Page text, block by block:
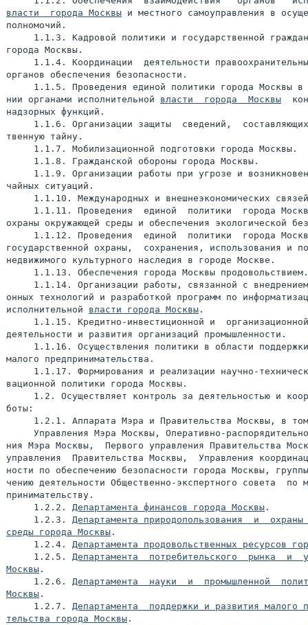
власти  города Москвы и местного самоуправления в
полномочий.
1.1.3. Кадровой политики и государственной
города Москвы.
1.1.4. Координации  деятельности
органов обеспечения безопасности.
1.1.5. Проведения единой политики города Москвы в
нии органами исполнительной власти  города  Москвы
надзорных функций.
1.1.6. Организации защиты  сведений,
твенную тайну.
     1.1.7. Мобилизационной подготовки города Москвы.
     1.1.8. Гражданской обороны города Москвы.
1.1.9. Организации работы при угрозе и
чайных ситуаций.
1.1.10. Международных и внешнеэкономических
1.1.11. Проведения  единой  политики  города
охраны окружающей среды и обеспечения экологической
1.1.12. Проведения  единой  политики  города
государственной охраны,  сохранения, использования и
недвижимого культурного наследия в городе Москве.
     1.1.13. Обеспечения города Москвы продовольствием.
1.1.14. Организации работы, связанной с
онных технологий и разработкой программ по
исполнительной власти города Москвы .
1.1.15. Кредитно-инвестиционной и
деятельности и развития организаций промышленности.
1.1.16. Осуществления политики в области
малого предпринимательства.
1.1.17. Формирования и реализации научно-
вационной политики города Москвы.
1.2. Осуществляет контроль за деятельностью и
боты:
1.2.1. Аппарата Мэра и Правительства Москвы, в
Управления Мэра Москвы, Оперативно-
ния Мэра Москвы,  Первого управления Правительства
управления  Правительства Москвы,  Управления
ности по обеспечению безопасности города Москвы,
чению деятельности Общественно-экспертного совета  по
принимательству.
     1.2.2.
Департамента финансов города Москвы .
     1.2.3.
Департамента природопользования  и  охраны
среды города Москвы .
     1.2.4.
Департамента продовольственных ресурсов
     1.2.5.
Департамента  потребительского  рынка  и
Москвы .
     1.2.6.
Департамента  науки  и  промышленной
Москвы .
     1.2.7.
Департамента  поддержки и развития малого
тельства города Москвы .